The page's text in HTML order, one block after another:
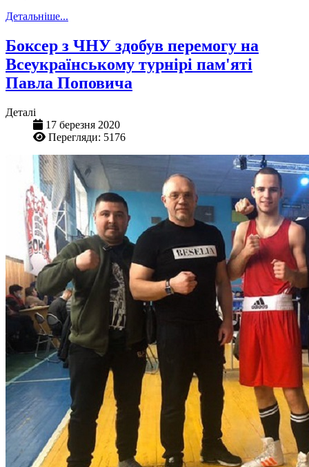
Детальніше...
Боксер з ЧНУ здобув перемогу на
Всеукраїнському турнірі пам'яті
Павла Поповича
Деталі
17 березня 2020
Перегляди: 5176